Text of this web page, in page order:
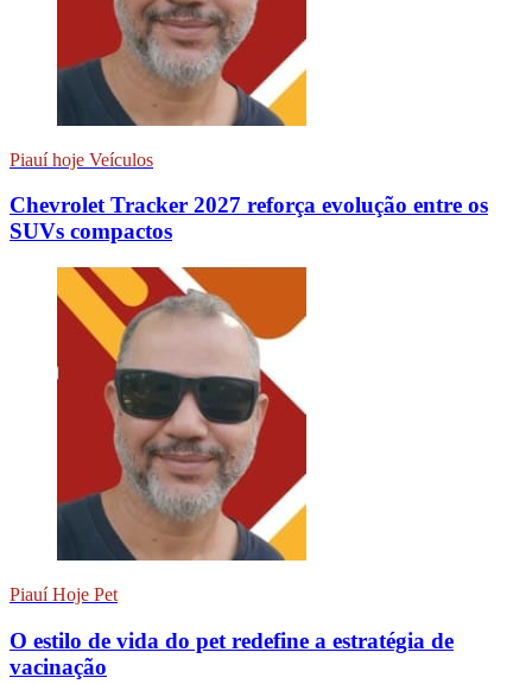
Piauí hoje Veículos
Chevrolet Tracker 2027 reforça evolução entre os
SUVs compactos
Piauí Hoje Pet
O estilo de vida do pet redefine a estratégia de
vacinação